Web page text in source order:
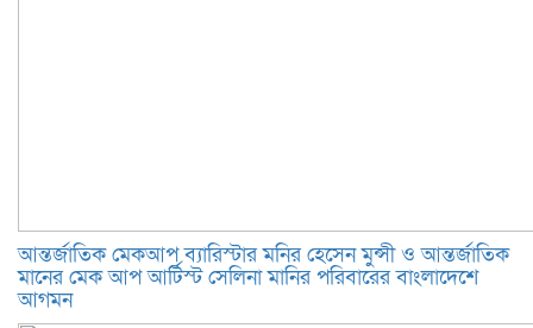
আন্তর্জাতিক মেকআপ ব্যারিস্টার মনির হেসেন মুন্সী ও আন্তর্জাতিক
মানের মেক আপ আর্টিস্ট সেলিনা মানির পরিবারের বাংলাদেশে
আগমন